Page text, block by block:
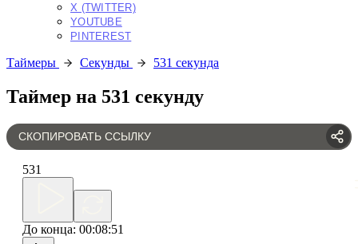
X (TWITTER)
YOUTUBE
PINTEREST
Таймеры Секунды 531 секунда
Таймер на 531 секунду
СКОПИРОВАТЬ ССЫЛКУ
531
До конца: 00:08:51